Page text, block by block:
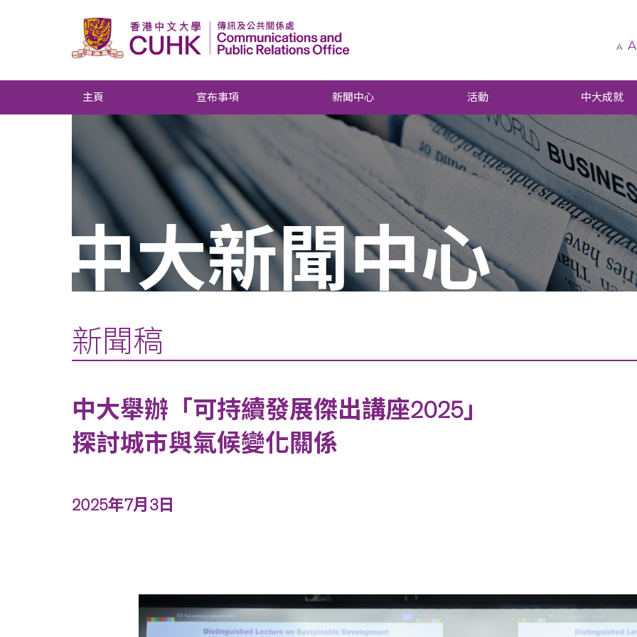
A A
主頁 宣布事項 新聞中心 活動 中大成就
中大新聞中心
新聞稿
中大舉辦「可持續發展傑出講座2025」
探討城市與氣候變化關係
2025年7月3日